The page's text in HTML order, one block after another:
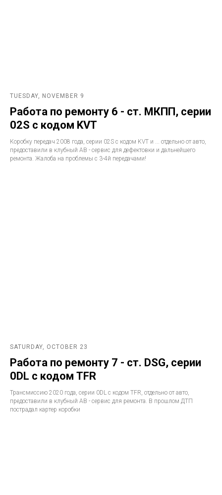
TUESDAY, NOVEMBER 9
Работа по ремонту 6 - ст. МКПП, серии
02S с кодом KVT
Коробку передач 2008 года, серии 02S с кодом KVT и ... отдельно от авто,
предоставили в клубный АВ - сервис для дефектовки и дальнейшего
ремонта. Жалоба на проблемы с 3-4й передачами!
SATURDAY, OCTOBER 23
Работа по ремонту 7 - ст. DSG, серии
0DL с кодом TFR
Трансмиссию 2020 года, серии 0DL с кодом TFR, отдельно от авто,
предоставили в клубный АВ - сервис для ремонта. В прошлом ДТП
пострадал картер коробки